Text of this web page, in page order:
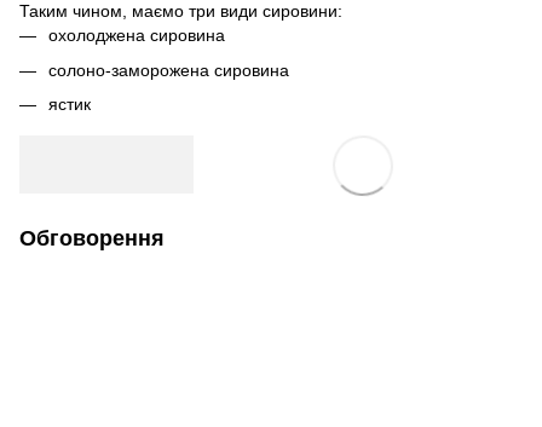
Таким чином, маємо три види сировини:
охолоджена сировина
солоно-заморожена сировина
ястик
Обговорення